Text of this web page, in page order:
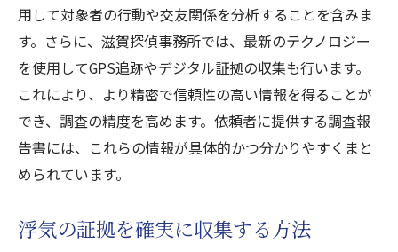
プライバシー保護の重要性
近江八幡市で安心して依頼できる探偵事務
所
心強いサポート近江八幡市で浮気調査滋賀探偵
事務所の実力
心強いサポートを提供する探偵事務所
浮気調査のサポート内容とは
近江八幡市での充実したサポート体制
用して対象者の行動や交友関係を分析することを含みま
す。さらに、滋賀探偵事務所では、最新のテクノロジー
を使用してGPS追跡やデジタル証拠の収集も行います。
これにより、より精密で信頼性の高い情報を得ることが
でき、調査の精度を高めます。依頼者に提供する調査報
告書には、これらの情報が具体的かつ分かりやすくまと
められています。
浮気の証拠を確実に収集する方法